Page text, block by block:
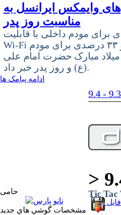
وایمکس ایرانسل به
مناسبت روز پدر
تخفیف ۴۰ درصدی برای مودم داخلی با قابلیت
Wi-Fi و ۳۳ درصدی برای مودم USB وایمکس خود به
مبارک حضرت امام علی
(ع) و روز پدر خبر داد.
ادامه پیامک ها
حامی
مشخصات گوشي هاي جديد
Tic Tac